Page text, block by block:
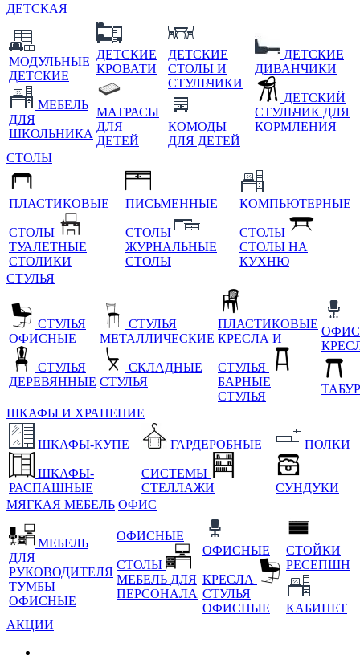
ДЕТСКАЯ
МОДУЛЬНЫЕ
ДЕТСКИЕ
МЕБЕЛЬ
ДЛЯ
ШКОЛЬНИКА
ДЕТСКИЕ
КРОВАТИ
МАТРАСЫ
ДЛЯ
ДЕТЕЙ
ДЕТСКИЕ
СТОЛЫ И
СТУЛЬЧИКИ
КОМОДЫ
ДЛЯ ДЕТЕЙ
ДЕТСКИЕ
ДИВАНЧИКИ
ДЕТСКИЙ
СТУЛЬЧИК ДЛЯ
КОРМЛЕНИЯ
СТОЛЫ
ПЛАСТИКОВЫЕ
СТОЛЫ
ТУАЛЕТНЫЕ
СТОЛИКИ
ПИСЬМЕННЫЕ
СТОЛЫ
ЖУРНАЛЬНЫЕ
СТОЛЫ
КОМПЬЮТЕРНЫЕ
СТОЛЫ
СТОЛЫ НА
КУХНЮ
СТУЛЬЯ
СТУЛЬЯ
ОФИСНЫЕ
СТУЛЬЯ
ДЕРЕВЯННЫЕ
СТУЛЬЯ
МЕТАЛЛИЧЕСКИЕ
СКЛАДНЫЕ
СТУЛЬЯ
ПЛАСТИКОВЫЕ
КРЕСЛА И
СТУЛЬЯ
БАРНЫЕ
СТУЛЬЯ
ШКАФЫ И ХРАНЕНИЕ
ШКАФЫ-КУПЕ
ШКАФЫ-
РАСПАШНЫЕ
ГАРДЕРОБНЫЕ
СИСТЕМЫ
СТЕЛЛАЖИ
ПОЛКИ
СУНДУКИ
МЯГКАЯ МЕБЕЛЬ ОФИС
МЕБЕЛЬ
ДЛЯ
РУКОВОДИТЕЛЯ
ТУМБЫ
ОФИСНЫЕ
ОФИСНЫЕ
СТОЛЫ
МЕБЕЛЬ ДЛЯ
ПЕРСОНАЛА
ОФИСНЫЕ
КРЕСЛА
СТУЛЬЯ
ОФИСНЫЕ
СТОЙКИ
РЕСЕПШН
КАБИНЕТ
АКЦИИ